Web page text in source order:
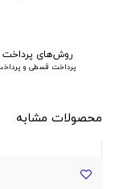
روش‌های
پرداخت قسطی و
محصولات مشابه